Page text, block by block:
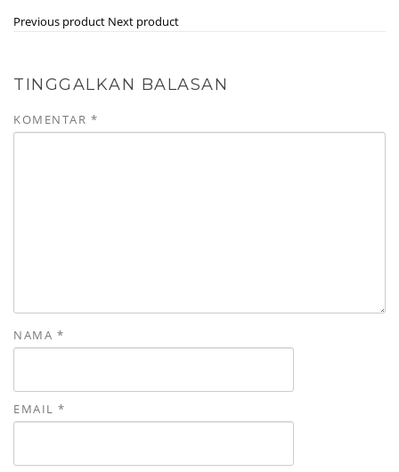
Previous product Next product
TINGGALKAN BALASAN
KOMENTAR *
NAMA *
EMAIL *